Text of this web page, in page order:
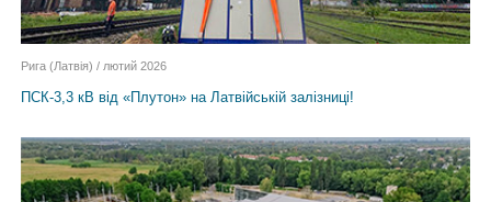
ПСК-3,3 кВ від «Плутон» на Латвійській залізниці!
Рига (Латвія) / лютий 2026